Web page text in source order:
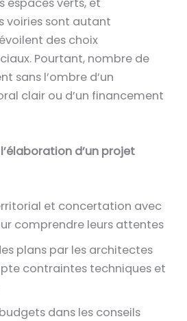
espaces verts, et
voiries sont autant
des choix
Pourtant, nombre de
sans l’ombre d’un
clair ou d’un financement
d’un projet
et concertation avec
comprendre leurs attentes
plans par les architectes
contraintes techniques et
dans les conseils